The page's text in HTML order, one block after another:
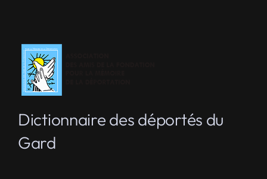
Dictionnaire des déportés du
Gard